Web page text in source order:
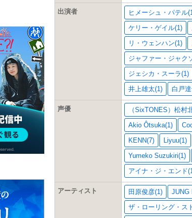
出演者 ヒメーシュ・パテル
ケリー・ゲイル(1)
リ・ウェンハン(1)
ジャファー・ジャク
ジェシカ・スーラ(1)
井上雄太(1)
白戸
声優 （SixTONES）松村
Akio Ôtsuka(1)
KENN(7)
Liyuu(1)
Yumeko Suzukiri(1)
アイナ・ジ・エンド
アーティスト 田原俊彦(1) JUNG
ザ・ローリング・ス